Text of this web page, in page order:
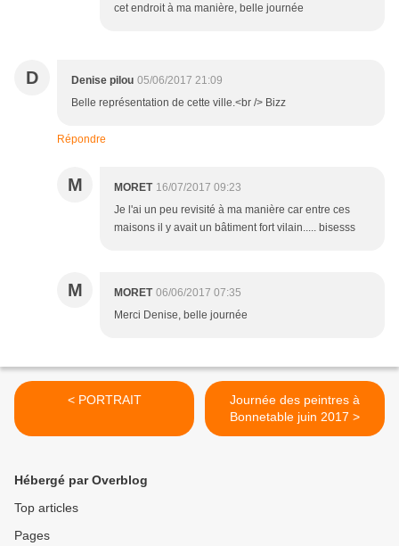
cet endroit à ma manière, belle journée
D Denise pilou 05/06/2017 21:09
Belle représentation de cette ville.<br /> Bizz
Répondre
M MORET 16/07/2017 09:23
Je l'ai un peu revisité à ma manière car entre ces
maisons il y avait un bâtiment fort vilain..... bisesss
M MORET 06/06/2017 07:35
Merci Denise, belle journée
< PORTRAIT
Journée des peintres à
Bonnetable juin 2017 >
Hébergé par Overblog
Top articles
Pages